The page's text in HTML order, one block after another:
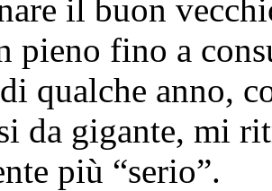
il buon
pieno fino a
qualche anno,
da gigante, mi
più “serio”.